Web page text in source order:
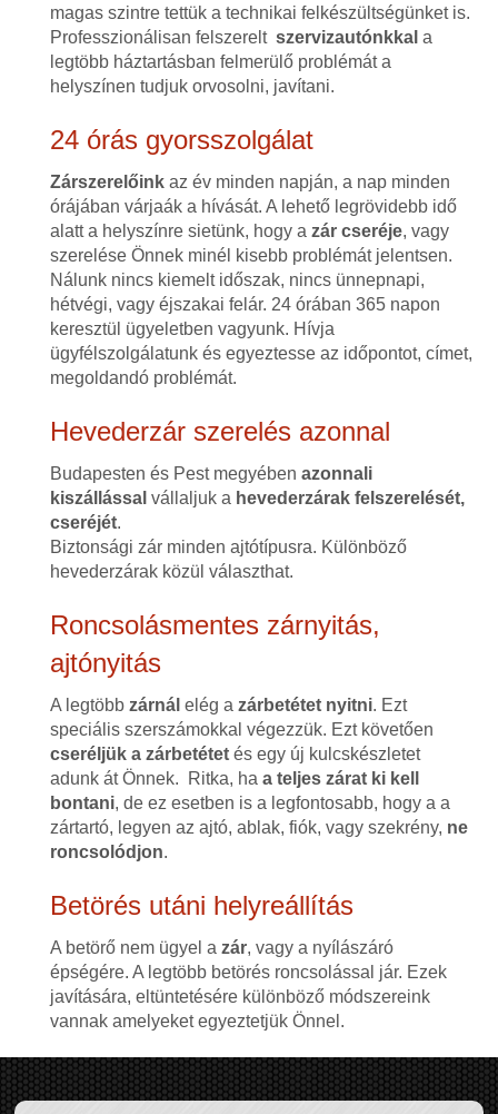
magas szintre tettük a technikai felkészültségünket is.
Professzionálisan felszerelt szervizautónkkal a
legtöbb háztartásban felmerülő problémát a
helyszínen tudjuk orvosolni, javítani.
24 órás gyorsszolgálat
Zárszerelőinkaz év minden napján, a nap minden
órájában várjaák a hívását. A lehető legrövidebb idő
alatt a helyszínre sietünk, hogy a zár cseréje, vagy
szerelése Önnek minél kisebb problémát jelentsen.
Nálunk nincs kiemelt időszak, nincs ünnepnapi,
hétvégi, vagy éjszakai felár. 24 órában 365 napon
keresztül ügyeletben vagyunk. Hívja
ügyfélszolgálatunk és egyeztesse az időpontot, címet,
megoldandó problémát.
Hevederzár szerelés azonnal
Budapesten és Pest megyében azonnali
kiszállással vállaljuk a hevederzárak felszerelését,
cseréjét.
Biztonsági zár minden ajtótípusra. Különböző
hevederzárak közül választhat.
Roncsolásmentes zárnyitás,
ajtónyitás
A legtöbb zárnál elég a zárbetétet nyitni. Ezt
speciális szerszámokkal végezzük. Ezt követően
cseréljük a zárbetétetés egy új kulcskészletet
adunk át Önnek. Ritka, ha a teljes zárat ki kell
bontani, de ez esetben is a legfontosabb, hogy a a
zártartó, legyen az ajtó, ablak, fiók, vagy szekrény, ne
roncsolódjon.
Betörés utáni helyreállítás
A betörő nem ügyel a zár, vagy a nyílászáró
épségére. A legtöbb betörés roncsolással jár. Ezek
javítására, eltüntetésére különböző módszereink
vannak amelyeket egyeztetjük Önnel.